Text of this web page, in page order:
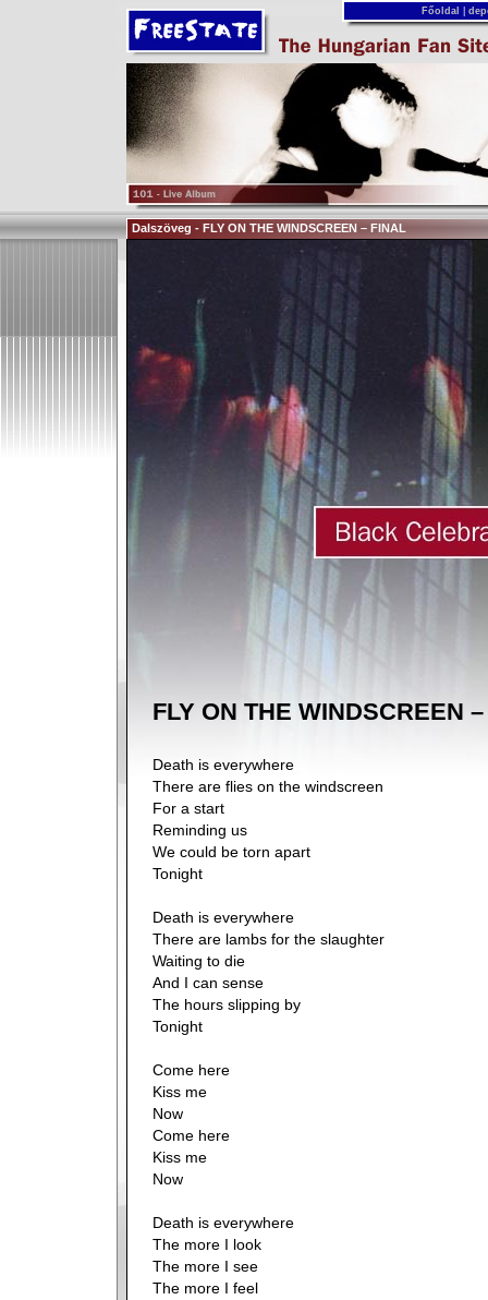
Főoldal
Dalszöveg - FLY ON THE WINDSCREEN – FINAL
FLY ON THE WINDSCREEN
Death is everywhere
There are flies on the windscreen
For a start
Reminding us
We could be torn apart
Tonight
Death is everywhere
There are lambs for the slaughter
Waiting to die
And I can sense
The hours slipping by
Tonight
Come here
Kiss me
Now
Come here
Kiss me
Now
Death is everywhere
The more I look
The more I see
The more I feel